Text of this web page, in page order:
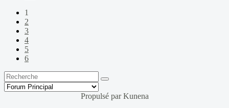
1
2
3
4
5
6
Propulsé parKunena